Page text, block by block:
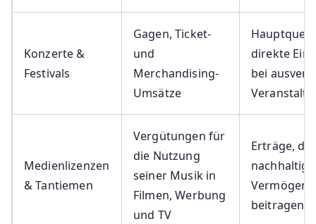
Konzerte &
Festivals
Gagen, Ticket-
und
Merchandising-
Umsätze
direkte
bei
Medienlizenzen
& Tantiemen
Vergütungen für
die Nutzung
seiner Musik in
Filmen, Werbung
und TV
Erträge, die
nachhaltig
beitragen